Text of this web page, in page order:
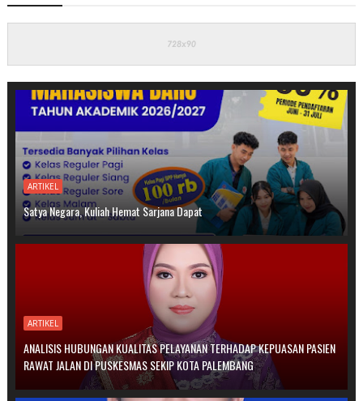
ARTIKEL
Satya Negara, Kuliah Hemat Sarjana Dapat
ARTIKEL
ANALISIS HUBUNGAN KUALITAS PELAYANAN TERHADAP KEPUASAN PASIEN
RAWAT JALAN DI PUSKESMAS SEKIP KOTA PALEMBANG